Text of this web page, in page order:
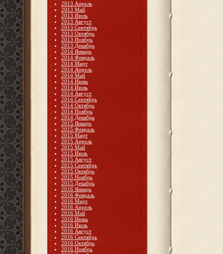
2013 Апрель
2013 Май
2013 Июль
2013 Август
2013 Сентябрь
2013 Октябрь
2013 Ноябрь
2013 Декабрь
2014 Январь
2014 Февраль
2014 Март
2014 Апрель
2014 Май
2014 Июнь
2014 Июль
2014 Август
2014 Сентябрь
2014 Октябрь
2014 Ноябрь
2014 Декабрь
2015 Январь
2015 Февраль
2015 Март
2015 Апрель
2015 Май
2015 Июль
2015 Август
2015 Сентябрь
2015 Октябрь
2015 Ноябрь
2015 Декабрь
2016 Январь
2016 Февраль
2016 Март
2016 Апрель
2016 Май
2016 Июнь
2016 Июль
2016 Август
2016 Сентябрь
2016 Октябрь
2016 Ноябрь